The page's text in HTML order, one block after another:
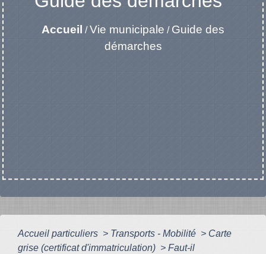
Accueil /Vie municipale / Guide des
démarches
Accueil particuliers > Transports - Mobilité > Carte
grise (certificat d'immatriculation) > Faut-il